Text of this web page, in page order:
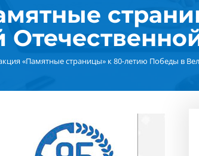
«Памятные страницы» к 80-летию Победы в